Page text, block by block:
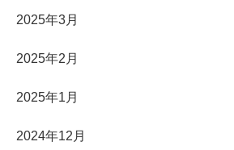
2025年3月
2025年2月
2025年1月
2024年12月